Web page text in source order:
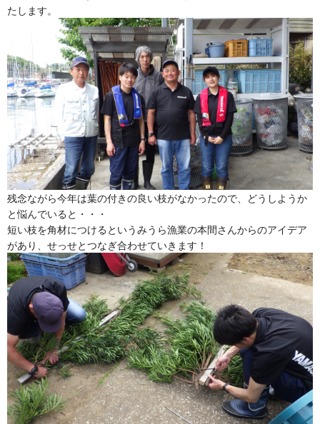
たします。
残念ながら今年は葉の付きの良い枝がなかったので、どうしようか
と悩んでいると・・・
短い枝を角材につけるというみうら漁業の本間さんからのアイデア
があり、せっせとつなぎ合わせていきます！